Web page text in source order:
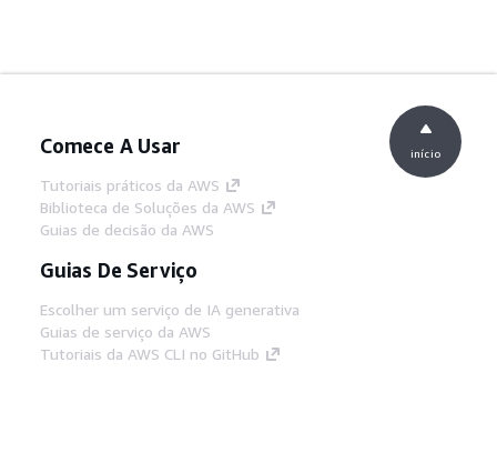
Comece A Usar
Tutoriais práticos da AWS
Biblioteca de Soluções da AWS
Guias de decisão da AWS
Guias De Serviço
Escolher um serviço de IA generativa
Guias de serviço da AWS
Tutoriais da AWS CLI no GitHub
início